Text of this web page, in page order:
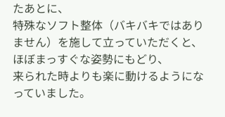
たあとに、
特殊なソフト整体（バキバキではあり
ません）を施して立っていただくと、
ほぼまっすぐな姿勢にもどり、
来られた時よりも楽に動けるようにな
っていました。